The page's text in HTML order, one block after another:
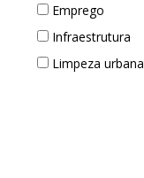
Emprego
Infraestrutura
Limpeza urbana